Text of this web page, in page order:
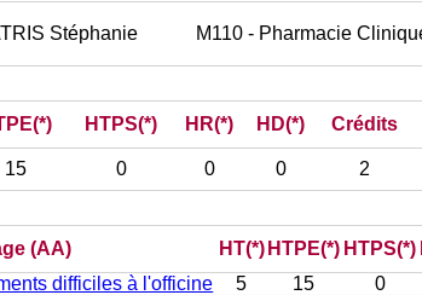
Stéphanie M110 - Pharmacie
HTPS(*) HR(*) HD(*) Crédits
15 0 0 0 2
(AA) HT(*) HTPE(*) HTPS(*)
difficiles à l'officine 5 15 0